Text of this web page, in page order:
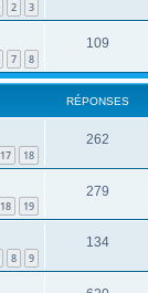
2 3
7 8
109
RÉPONSES
17 18
262
18 19
279
8 9
134